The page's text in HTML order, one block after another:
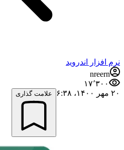
نرم افزار اندروید
nreern
۱۷٬۳۰۰
۲۰ مهر ۱۴۰۰،‏ ۶:۳۸
علامت گذاری